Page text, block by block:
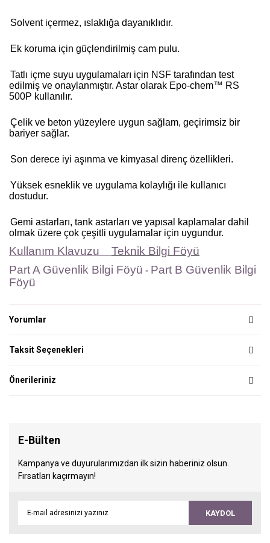
Solvent içermez, ıslaklığa dayanıklıdır.
Ek koruma için güçlendirilmiş cam pulu.
Tatlı içme suyu uygulamaları için NSF tarafından test
edilmiş ve onaylanmıştır. Astar olarak Epo-chem™ RS
500P kullanılır.
Çelik ve beton yüzeylere uygun sağlam, geçirimsiz bir
bariyer sağlar.
Son derece iyi aşınma ve kimyasal direnç özellikleri.
Yüksek esneklik ve uygulama kolaylığı ile kullanıcı
dostudur.
Gemi astarları, tank astarları ve yapısal kaplamalar dahil
olmak üzere çok çeşitli uygulamalar için uygundur.
Kullanım Klavuzu
Teknik Bilgi Föyü
Part A Güvenlik Bilgi Föyü - Part B Güvenlik Bilgi
Föyü
Yorumlar
Taksit Seçenekleri
Önerileriniz
E-Bülten
Kampanya ve duyurularımızdan ilk sizin haberiniz olsun.
Fırsatları kaçırmayın!
KAYDOL